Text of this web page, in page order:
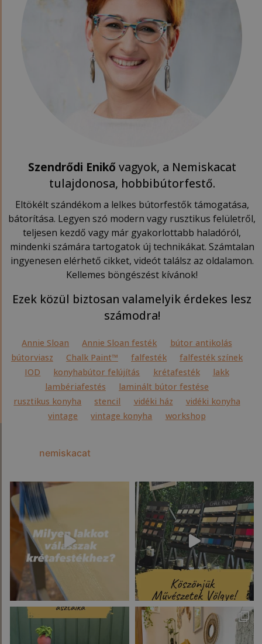
Szendrődi Enikővagyok, a Nemiskacat
tulajdonosa, hobbibútorfestő.
Eltökélt szándékom a lelkes bútorfestők támogatása,
bátorítása. Legyen szó modern vagy rusztikus felületről,
teljesen kezdő vagy már gyakorlottabb haladóról,
mindenki számára tartogatok új technikákat. Számtalan
ingyenesen elérhető cikket, videót találsz az oldalamon.
Kellemes böngészést kívánok!
Ezek közül biztosan valamelyik érdekes lesz
számodra!
Annie Sloan Annie Sloan festék
bútor antikolás
bútorviasz
Chalk Paint™ falfesték
falfesték színek
IOD
konyhabútor felújítás krétafesték
lakk
lambériafestés
laminált bútor festése
rusztikus konyha
stencil vidéki ház
vidéki konyha
vintage
vintage konyha workshop
nemiskacat